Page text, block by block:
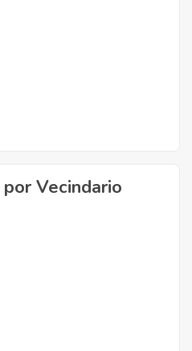
Vecindario